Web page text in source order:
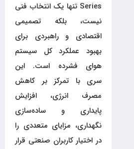
Series تنها یک انتخاب فنی
نیست، بلکه تصمیمی
اقتصادی و راهبردی برای
بهبود عملکرد کل سیستم
هوای فشرده است. این
سری با تمرکز بر کاهش
مصرف انرژی، افزایش
پایداری و ساده‌سازی
نگهداری، مزایای متعددی را
در اختیار کاربران صنعتی قرار